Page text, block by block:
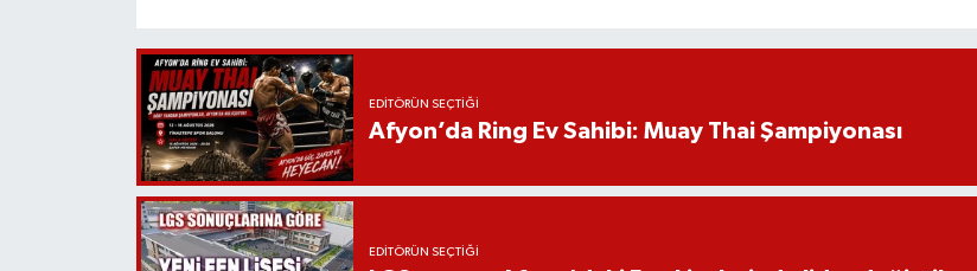
EDITÖRÜN SEÇTIĞI
Afyon’da Ring Ev Sahibi: Muay Thai Şampiyonası
EDITÖRÜN SEÇTIĞI